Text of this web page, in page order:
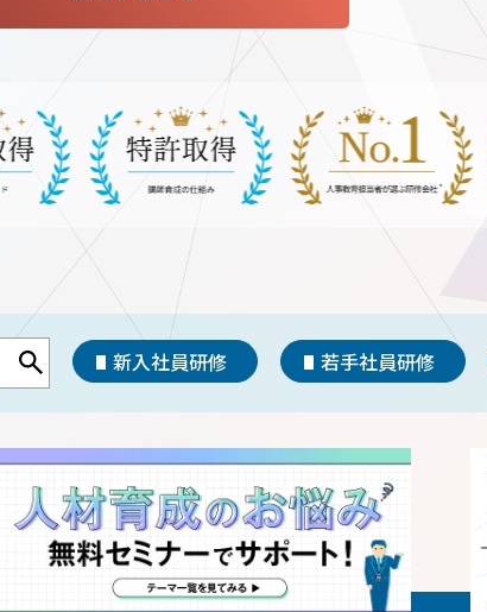
新入社員研修 若手社員研修